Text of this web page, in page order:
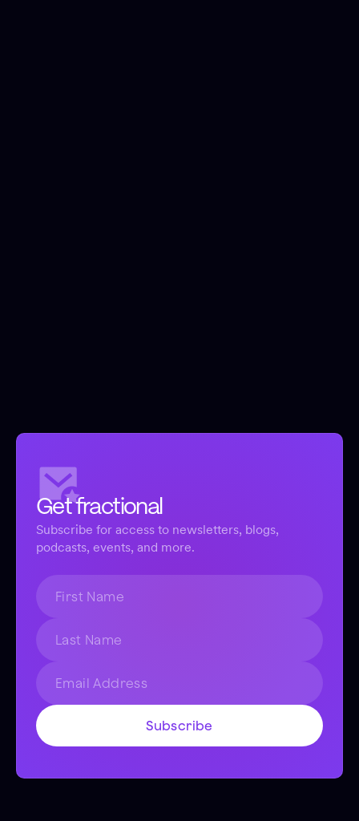
Get fractional
Subscribe for access to newsletters, blogs,
podcasts, events, and more.